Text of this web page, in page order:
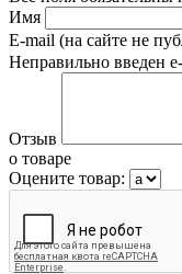
Имя
E-mail (на сайте не
Неправильно введен
Отзыв
о товаре
Оцените товар: